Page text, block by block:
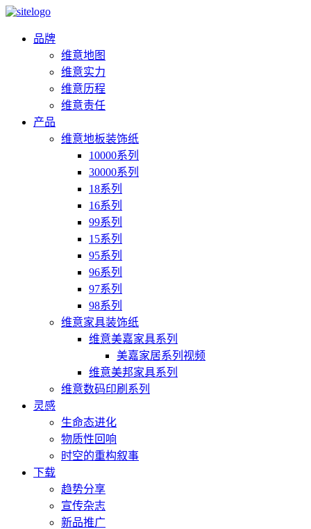
品牌
维意地图
维意实力
维意历程
维意责任
产品
维意地板装饰纸
10000系列
30000系列
18系列
16系列
99系列
15系列
95系列
96系列
97系列
98系列
维意家具装饰纸
维意美嘉家具系列
美嘉家居系列视频
维意美邦家具系列
维意数码印刷系列
灵感
生命态进化
物质性回响
时空的重构叙事
下载
趋势分享
宣传杂志
新品推广